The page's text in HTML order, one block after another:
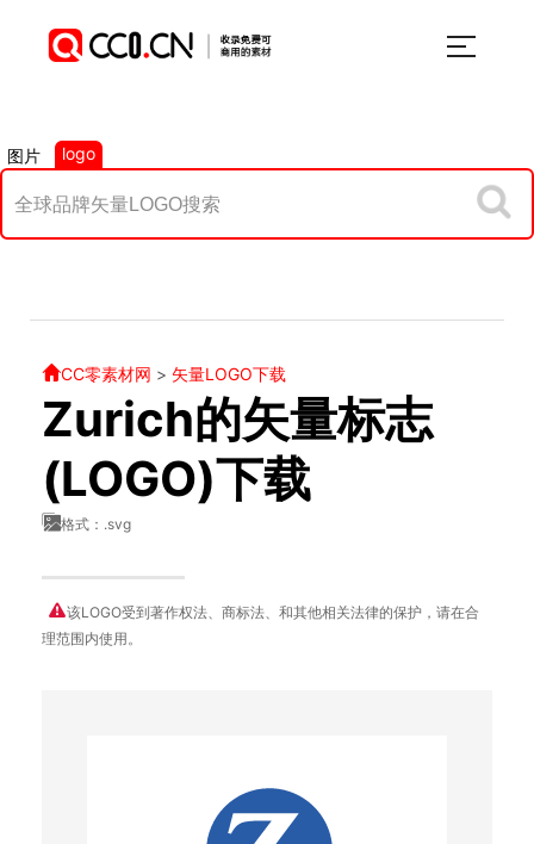
图片 logo
CC零素材网 > 矢量LOGO下载
Zurich的矢量标志
(LOGO)下载
格式：.svg
该LOGO受到著作权法、商标法、和其他相关法律的保护，请在合
理范围内使用。